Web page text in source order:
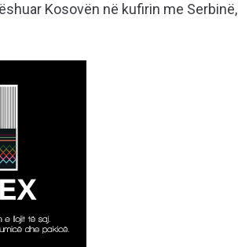
Kosovën në kufirin me Serbinë,